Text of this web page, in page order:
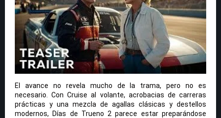
El avance no revela mucho de la trama, pero no es
necesario. Con Cruise al volante, acrobacias de carreras
prácticas y una mezcla de agallas clásicas y destellos
modernos, Días de Trueno 2 parece estar preparándose